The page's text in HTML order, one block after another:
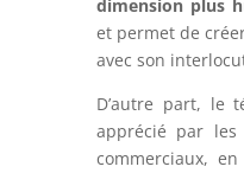
dimension plus
et permet de
avec son
D’autre part, le
apprécié par
commerciaux,